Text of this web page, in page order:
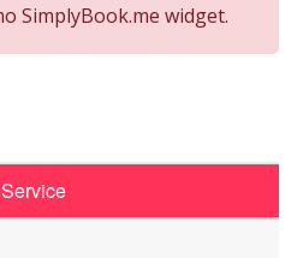
SimplyBook.me widget.